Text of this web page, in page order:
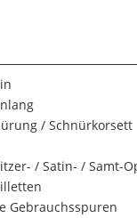
/ Schnürkorsett
/ Satin- / Samt-
Gebrauchsspuren